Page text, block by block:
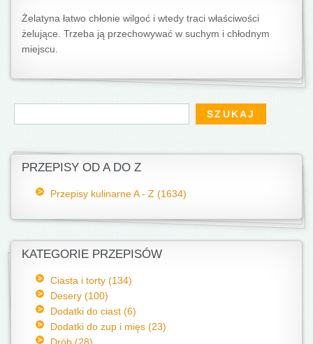
Żelatyna łatwo chłonie wilgoć i wtedy traci właściwości
żelujące. Trzeba ją przechowywać w suchym i chłodnym
miejscu.
Formularz wyszukiwania
Szukaj
PRZEPISY OD A DO Z
Przepisy kulinarne A - Z (1634)
KATEGORIE PRZEPISÓW
Ciasta i torty (134)
Desery (100)
Dodatki do ciast (6)
Dodatki do zup i mięs (23)
Drób (28)